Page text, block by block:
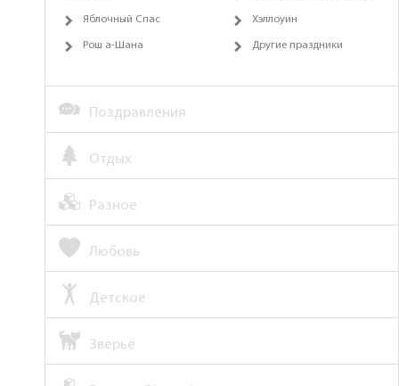
Яблочный Спас Хэллоуин
Рош а-Шана Другие праздники
Поздравления
Отдых
Разное
Любовь
Детское
Зверьё